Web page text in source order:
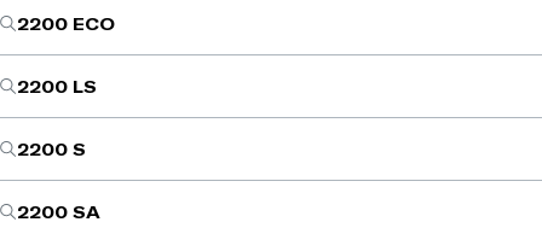
2200 ECO
2200 LS
2200 S
2200 SA